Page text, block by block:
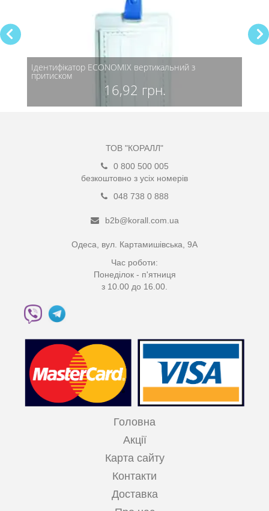
Ідентифікатор ECONOMIX вертикальний з
притиском
16,92 грн.
ТОВ "КОРАЛЛ"
0 800 500 005
безкоштовно з усіх номерів
048 738 0 888
b2b@korall.com.ua
Одеса, вул. Картамишівська, 9А
Час роботи:
Понеділок - п'ятниця
з 10.00 до 16.00.
Головна
Акції
Карта сайту
Контакти
Доставка